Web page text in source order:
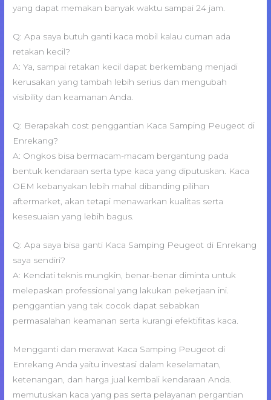
yang dapat memakan banyak waktu sampai 24 jam.
Q: Apa saya butuh ganti kaca mobil kalau cuman ada
retakan kecil?
A: Ya, sampai retakan kecil dapat berkembang menjadi
kerusakan yang tambah lebih serius dan mengubah
visibility dan keamanan Anda.
Q: Berapakah cost penggantian Kaca Samping Peugeot di
Enrekang?
A: Ongkos bisa bermacam-macam bergantung pada
bentuk kendaraan serta type kaca yang diputuskan. Kaca
OEM kebanyakan lebih mahal dibanding pilihan
aftermarket, akan tetapi menawarkan kualitas serta
kesesuaian yang lebih bagus.
Q: Apa saya bisa ganti Kaca Samping Peugeot di Enrekang
saya sendiri?
A: Kendati teknis mungkin, benar-benar diminta untuk
melepaskan professional yang lakukan pekerjaan ini.
penggantian yang tak cocok dapat sebabkan
permasalahan keamanan serta kurangi efektifitas kaca.
Mengganti dan merawat Kaca Samping Peugeot di
Enrekang Anda yaitu investasi dalam keselamatan,
ketenangan, dan harga jual kembali kendaraan Anda.
memutuskan kaca yang pas serta pelayanan pergantian